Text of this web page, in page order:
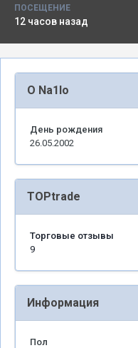
ПОСЕЩЕНИЕ
12 часов назад
О Na1lo
День рождения
26.05.2002
TOPtrade
Торговые отзывы
9
Информация
Пол